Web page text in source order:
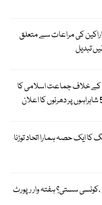
اراکین کی مراعات سے متعلق
تبدیل
کے خلاف جماعت اسلامی کا
کا ایک حصہ ہمارا اتحاد توڑنا
سستی؟ ہفتہ وار رپورٹ